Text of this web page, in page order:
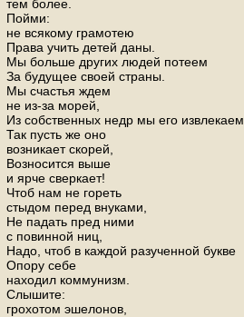
тем более.
Пойми:
не всякому грамотею
Права учить детей даны.
Мы больше других людей потеем
За будущее своей страны.
Мы счастья ждем
не из-за морей,
Из собственных недр мы его извлекаем.
Так пусть же оно
возникает скорей,
Возносится выше
и ярче сверкает!
Чтоб нам не гореть
стыдом перед внуками,
Не падать пред ними
с повинной ниц,
Надо, чтоб в каждой разученной букве
Опору себе
находил коммунизм.
Слышите:
грохотом эшелонов,